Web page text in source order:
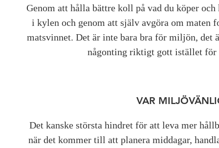
Genom att hålla bättre koll på vad du köper
i kylen och genom att själv avgöra om maten
matsvinnet. Det är inte bara bra för miljön, det
någonting riktigt gott istället för
VAR
Det kanske största hindret för att leva mer
när det kommer till att planera middagar,